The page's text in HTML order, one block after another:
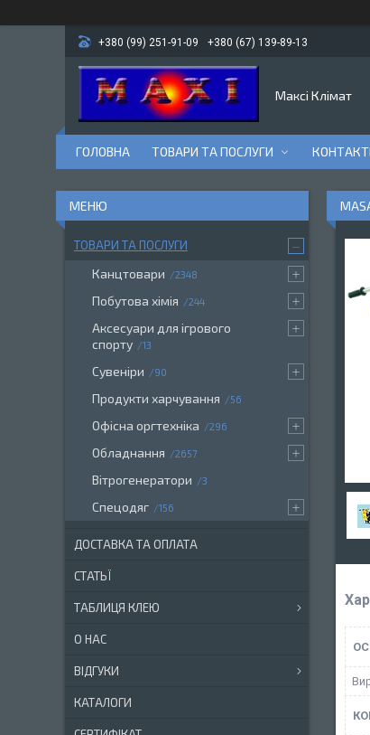
+380 (99) 251-91-09 +380 (67) 139-89-13
Максі Клімат
ГОЛОВНА ТОВАРИ ТА ПОСЛУГИ
ТОВАРИ ТА ПОСЛУГИ
Канцтовари 2348
Побутова хімія 244
Аксесуари для ігрового
спорту
13
Сувеніри 90
Продукти харчування 56
Офісна оргтехніка 296
Обладнання 2657
Вітрогенератори 3
Спецодяг 156
ДОСТАВКА ТА ОПЛАТА
СТАТЬЇ
ТАБЛИЦЯ КЛЕЮ
О НАС
ВІДГУКИ
КАТАЛОГИ